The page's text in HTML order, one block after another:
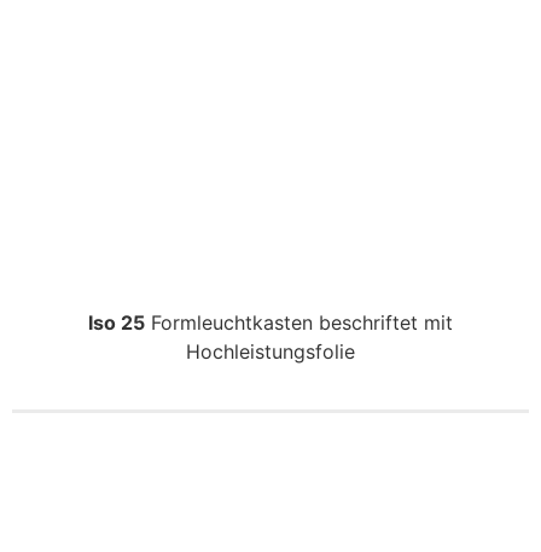
Iso 25 Formleuchtkasten beschriftet mit
Hochleistungsfolie